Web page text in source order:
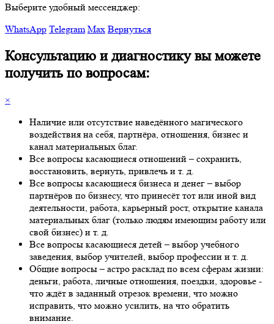
Выберите удобный мессенджер:
WhatsApp Telegram Max Вернуться
Консультацию и диагностику вы можете
получить по вопросам:
×
Наличие или отсутствие наведённого магического
воздействия на себя, партнёра, отношения, бизнес и
канал материальных благ.
Все вопросы касающиеся отношений – сохранить,
восстановить, вернуть, привлечь и т. д.
Все вопросы касающиеся бизнеса и денег – выбор
партнёров по бизнесу, что принесёт тот или иной вид
деятельности, работа, карьерный рост, открытие канала
материальных благ (только людям имеющим работу или
свой бизнес) и т. д.
Все вопросы касающиеся детей – выбор учебного
заведения, выбор учителей, выбор профессии и т. д.
Общие вопросы – астро расклад по всем сферам жизни:
деньги, работа, личные отношения, поездки, здоровье -
что ждёт в заданный отрезок времени, что можно
исправить, что можно усилить, на что обратить
внимание.